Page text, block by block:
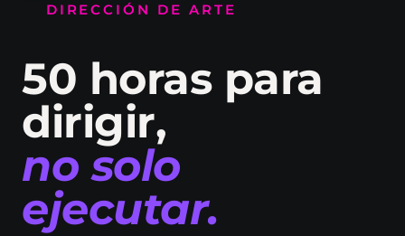
DIRECCIÓN DE ARTE
50 horas para
dirigir,
no solo
ejecutar.